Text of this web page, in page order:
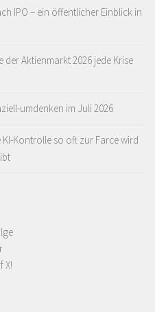
IPO – ein öffentlicher Einblick in
Aktienmarkt 2026 jede Krise
umdenken im Juli 2026
Kontrolle so oft zur Farce wird
X!